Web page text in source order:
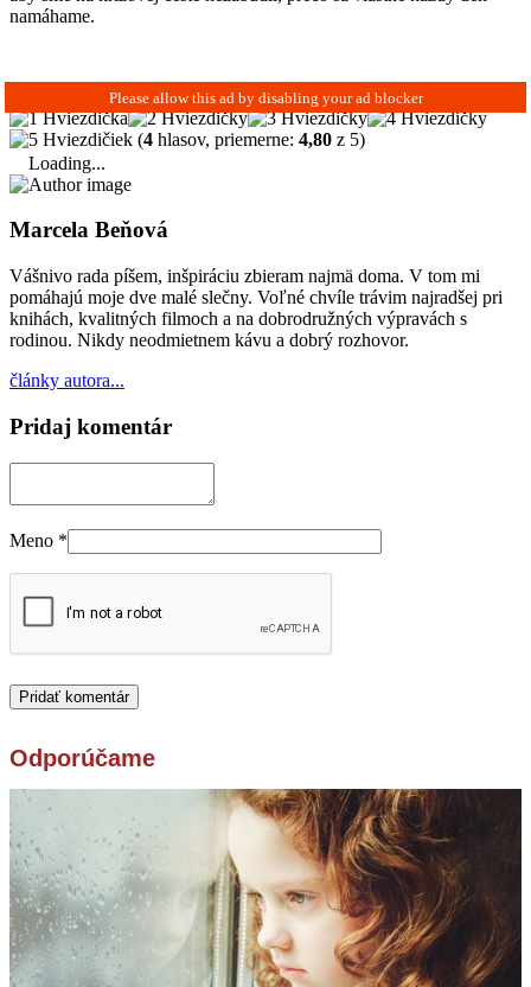
namáhame.
(4 hlasov, priemerne: 4,80 z 5)
Loading...
Marcela Beňová
Vášnivo rada píšem, inšpiráciu zbieram najmä doma. V tom mi
pomáhajú moje dve malé slečny. Voľné chvíle trávim najradšej pri
knihách, kvalitných filmoch a na dobrodružných výpravách s
rodinou. Nikdy neodmietnem kávu a dobrý rozhovor.
články autora...
Pridaj komentár
Meno *
Odporúčame